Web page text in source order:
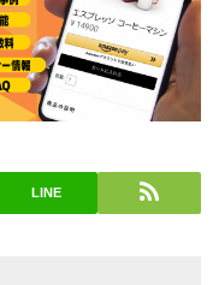
LINE